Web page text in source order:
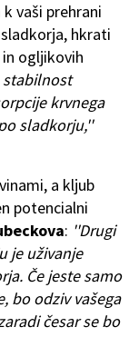
vaši prehrani
hkrati
ogljikovih
stabilnost
krvnega
sladkorju,''
a kljub
potencialni
: ''Drugi
je uživanje
Če jeste samo
bo odziv vašega
česar se bo